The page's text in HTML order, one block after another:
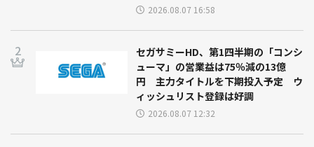
2026.08.07 16:58
セガサミーHD、第1四半期の「コンシ
ューマ」の営業益は75％減の13億
円 主力タイトルを下期投入予定 ウ
ィッシュリスト登録は好調
2026.08.07 12:32